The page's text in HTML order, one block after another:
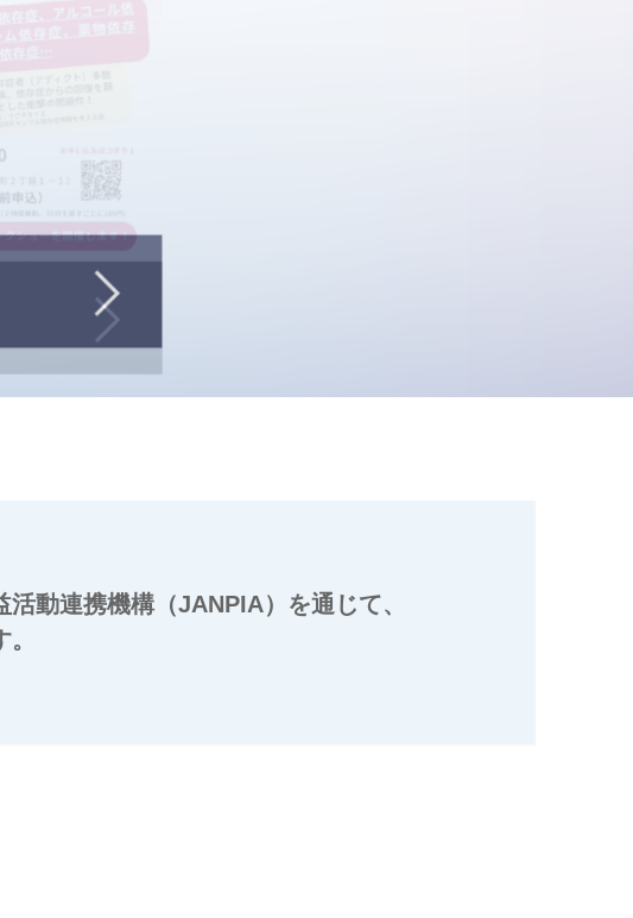
動連携機構（JANPIA）を通じて、